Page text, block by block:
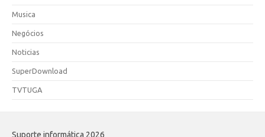
Musica
Negócios
Noticias
SuperDownload
TVTUGA
Suporte informática 2026